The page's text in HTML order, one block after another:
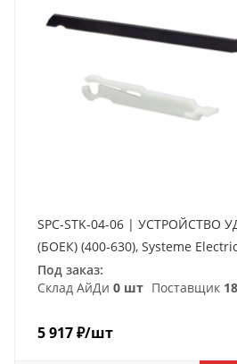
SPC-STK-04-06 | УСТРОЙСТВО
(БОЕК) (400-630), Systeme Electric
Под заказ:
Склад АйДи 0 шт Поставщик
5 917₽/шт